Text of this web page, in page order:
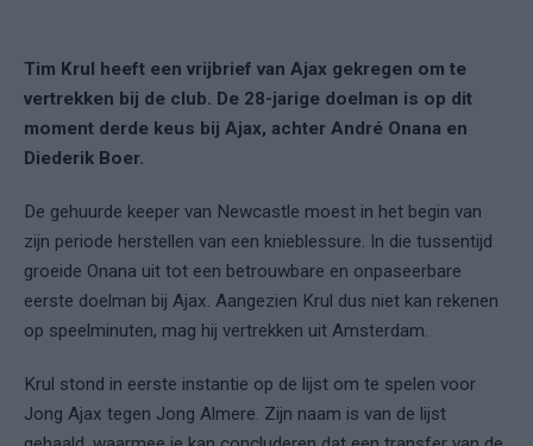
Tim Krul heeft een vrijbrief van Ajax gekregen om te
vertrekken bij de club. De 28-jarige doelman is op dit
moment derde keus bij Ajax, achter André Onana en
Diederik Boer.
De gehuurde keeper van Newcastle moest in het begin van
zijn periode herstellen van een knieblessure. In die tussentijd
groeide Onana uit tot een betrouwbare en onpaseerbare
eerste doelman bij Ajax. Aangezien Krul dus niet kan rekenen
op speelminuten, mag hij vertrekken uit Amsterdam.
Krul stond in eerste instantie op de lijst om te spelen voor
Jong Ajax tegen Jong Almere. Zijn naam is van de lijst